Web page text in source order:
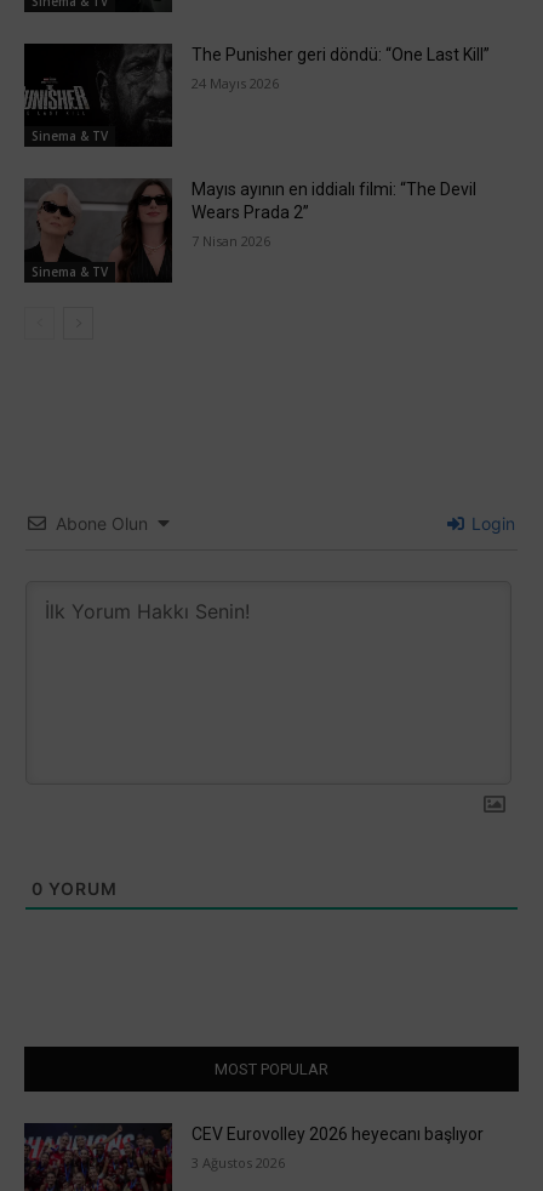
Sinema & TV
The Punisher geri döndü: “One Last Kill”
24 Mayıs 2026
Sinema & TV
Mayıs ayının en iddialı filmi: “The Devil
Wears Prada 2”
7 Nisan 2026
Abone Olun Login
0 YORUM
MOST POPULAR
CEV Eurovolley 2026 heyecanı başlıyor
3 Ağustos 2026